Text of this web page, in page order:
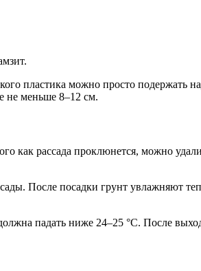
пластика можно просто подержать
не меньше 8–12 см.
как рассада проклюнется, можно
После посадки грунт увлажняют
падать ниже 24–25 °C. После